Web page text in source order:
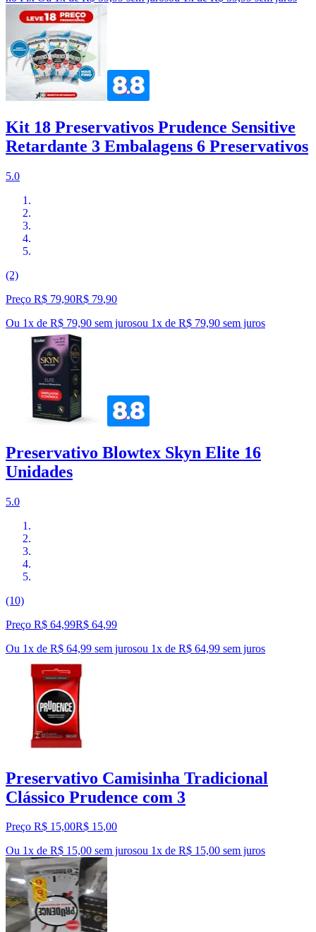
Kit 18 Preservativos Prudence Sensitive
Retardante 3 Embalagens 6 Preservativos
5.0
(2)
Preço R$ 79,90R$ 79,90
Ou 1x de R$ 79,90 sem jurosou 1x de R$ 79,90 sem juros
Preservativo Blowtex Skyn Elite 16
Unidades
5.0
(10)
Preço R$ 64,99R$ 64,99
Ou 1x de R$ 64,99 sem jurosou 1x de R$ 64,99 sem juros
Preservativo Camisinha Tradicional
Clássico Prudence com 3
Preço R$ 15,00R$ 15,00
Ou 1x de R$ 15,00 sem jurosou 1x de R$ 15,00 sem juros